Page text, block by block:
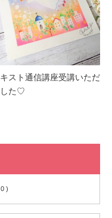
スト通信講座受講いただ
した♡
)